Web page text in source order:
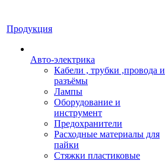
Продукция
Авто-электрика
Кабели , трубки ,провода и
разъёмы
Лампы
Оборудование и
инструмент
Предохранители
Расходные материалы для
пайки
Стяжки пластиковые